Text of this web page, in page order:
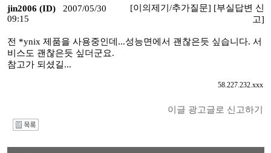
jin2006 (ID)
2007/05/30
09:15
[이의제기/추가질문] [부실답변 신
고]
전 *ynix 제품을 사용중인데...성능면에서 괜찮은듯 싶습니다. 서
비스도 괜찮은듯 싶더군요.
참고가 되셨길...
58.227.232.xxx
이글 광고글로 신고하기